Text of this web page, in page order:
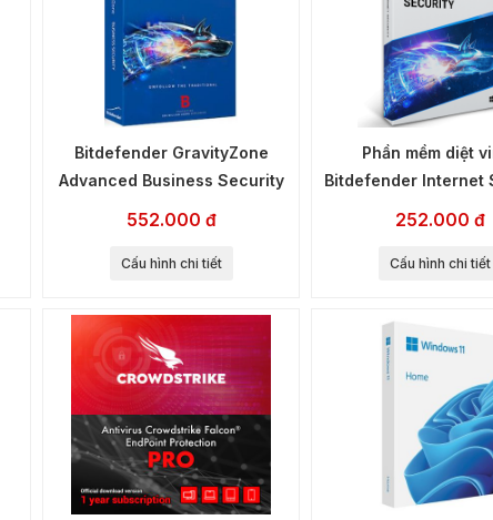
Bitdefender GravityZone
Advanced Business Security
552.000 đ
Cấu hình chi tiết
Phần mềm diệt
Bitdefender Internet
252.000 đ
Cấu hình chi tiết